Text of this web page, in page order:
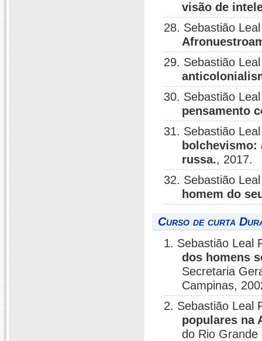
visão de
28. Sebastião
29. Sebastião
30. Sebastião
pensamento
31. Sebastião
bolchevismo:
russa., 2017.
32. Sebastião
homem do
Curso de curta
1. Sebastião Leal
dos homens
Secretaria
Campinas,
2. Sebastião Leal
populares na
do Rio